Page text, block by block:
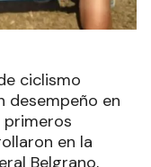
ciclismo
desempeño en
primeros
en la
Belgrano,